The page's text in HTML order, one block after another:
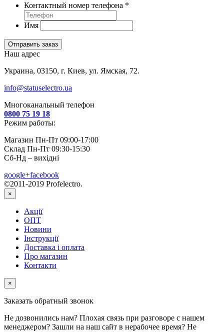
Контактный номер телефона *
Имя
Отправить заказ
Наш адрес
Украина, 03150, г. Киев, ул. Ямская, 72.
info@statuselectro.ua
Многоканальный телефон
0800 75 19 18
Режим работы:
Магазин Пн-Пт 09:00-17:00
Склад Пн-Пт 09:30-15:30
Сб-Нд – вихідні
google+facebook
©2011-2019 Profelectro.
×
Акції
ОПТ
Новини
Інструкції
Доставка і оплата
Про магазин
Контакти
×
Заказать обратный звонок
Не дозвонились нам? Плохая связь при разговоре с нашем
менеджером? Зашли на наш сайт в нерабочее время? Не